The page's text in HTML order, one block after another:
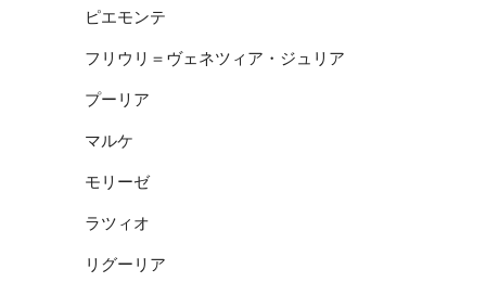
ピエモンテ
フリウリ＝ヴェネツィア・ジュリア
プーリア
マルケ
モリーゼ
ラツィオ
リグーリア